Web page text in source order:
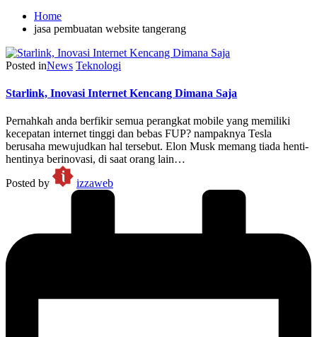
Home
jasa pembuatan website tangerang
Posted inNews Teknologi
Starlink, Inovasi Internet Kencang Dimana Saja
Pernahkah anda berfikir semua perangkat mobile yang memiliki
kecepatan internet tinggi dan bebas FUP? nampaknya Tesla
berusaha mewujudkan hal tersebut. Elon Musk memang tiada henti-
hentinya berinovasi, di saat orang lain…
Posted by
izzaweb